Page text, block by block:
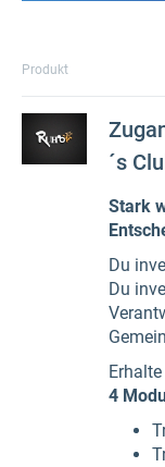
Produkt
´s
Stark
Du
Du
4